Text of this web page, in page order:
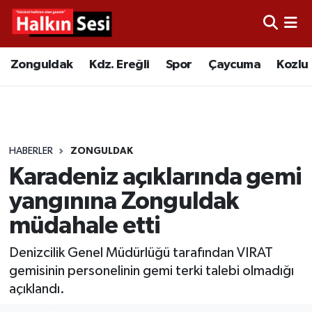
Zonguldak Kdz. Ereğli Spor Çaycuma Kozlu
HABERLER ZONGULDAK
Karadeniz açıklarında gemi
yangınına Zonguldak
müdahale etti
Denizcilik Genel Müdürlüğü tarafından VIRAT
gemisinin personelinin gemi terki talebi olmadığı
açıklandı.
Video
Çaycuma
Alaplı
Asayiş
Bartın
Merkez Hava Durumu
Tüm Manşetler
Son Dakika Haberleri
Haber Arşivi